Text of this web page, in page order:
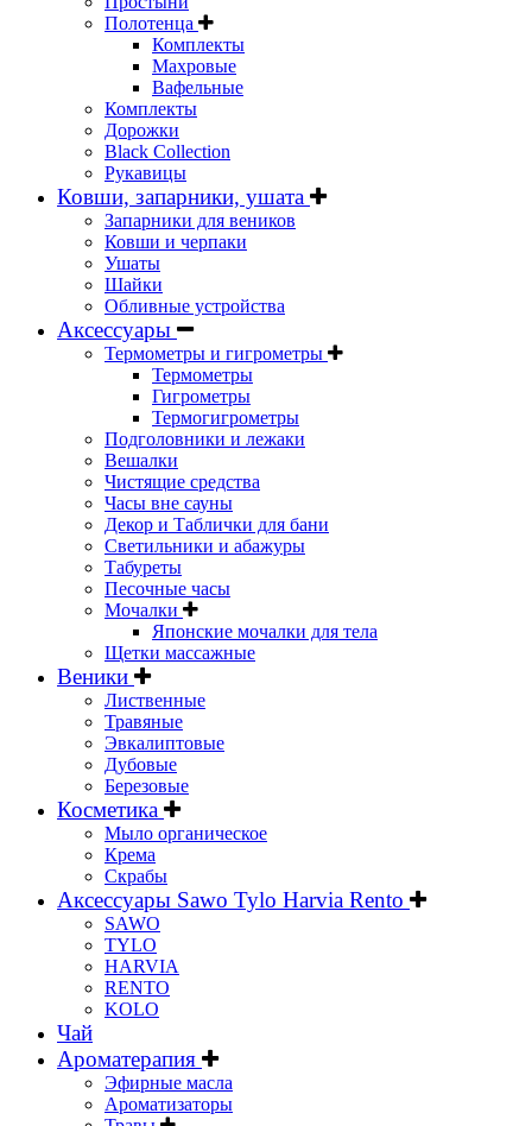
Полотенца
Комплекты
Махровые
Вафельные
Комплекты
Дорожки
Black Collection
Рукавицы
Ковши, запарники, ушата
Запарники для веников
Ковши и черпаки
Ушаты
Шайки
Обливные устройства
Аксессуары
Термометры и гигрометры
Термометры
Гигрометры
Термогигрометры
Подголовники и лежаки
Вешалки
Чистящие средства
Часы вне сауны
Декор и Таблички для бани
Светильники и абажуры
Табуреты
Песочные часы
Мочалки
Японские мочалки для тела
Щетки массажные
Веники
Лиственные
Травяные
Эвкалиптовые
Дубовые
Березовые
Косметика
Мыло органическое
Крема
Скрабы
Аксессуары Sawo Tylo Harvia Rento
SAWO
TYLO
HARVIA
RENTO
KOLO
Чай
Ароматерапия
Эфирные масла
Ароматизаторы